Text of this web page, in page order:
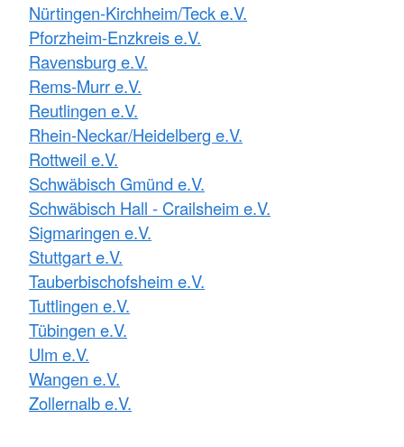
Nürtingen-Kirchheim/Teck e.V.
Pforzheim-Enzkreis e.V.
Ravensburg e.V.
Rems-Murr e.V.
Reutlingen e.V.
Rhein-Neckar/Heidelberg e.V.
Rottweil e.V.
Schwäbisch Gmünd e.V.
Schwäbisch Hall - Crailsheim e.V.
Sigmaringen e.V.
Stuttgart e.V.
Tauberbischofsheim e.V.
Tuttlingen e.V.
Tübingen e.V.
Ulm e.V.
Wangen e.V.
Zollernalb e.V.